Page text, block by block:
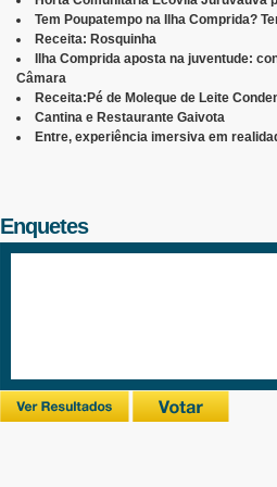
Tem Poupatempo na Ilha Comprida?
Receita: Rosquinha
Ilha Comprida aposta na juventude:
Câmara
Receita:Pé de Moleque de Leite
Cantina e Restaurante Gaivota
Entre, experiência imersiva em
Enquetes